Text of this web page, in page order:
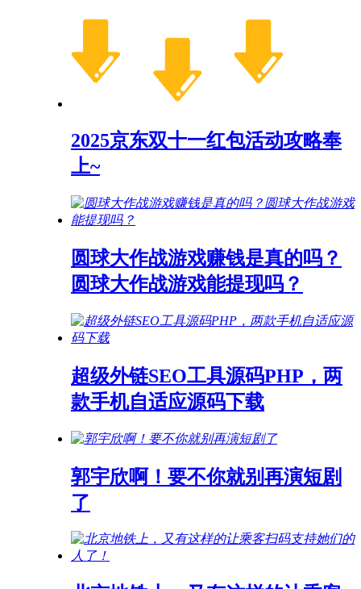
2025京东双十一红包活动攻略奉
上~
圆球大作战游戏赚钱是真的吗？
圆球大作战游戏能提现吗？
超级外链SEO工具源码PHP，两
款手机自适应源码下载
郭宇欣啊！要不你就别再演短剧
了